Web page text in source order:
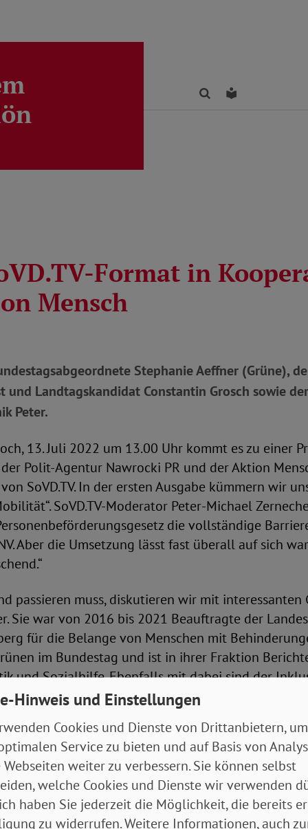
FindenLeichte
Format in
Mensch
Stephanie Aeffner (Grüne),
und Landtagskandidat Constantin Grosch sowie
Peter.
13. Juli 2022 um 13.00 Uhr kommt es zu einer
Polit-Agentur Nawrocki PR und der Aktion
SoVD.TV. In der ersten Ausgabe kümmern wir
SoVD.TV-Moderator Peter-Michael
die vollständige
Aber die Umsetzung lässt fast überall auf sich
passieren muss, diskutieren wir mit interessanten
Sie war von 2016 bis 2021 Beauftragte der
für die Belange von Menschen mit
im Bundestag und ist in ihrer Fraktion
und Sozialhilfe. Ebenfalls mit dabei sind der
Kandidat der SPD für die Landtagswahl in
Journalist, mehrfache Deutsche Meister im
sitzt nach einem Berufsunfall ebenfalls im
des Paritätischen Wohlfahrtsverbandes
Prof. Dr. Andreas Knie vom
Hinweis und Einstellungen
Cookies und Dienste von Drittanbietern,
Service zu bieten und auf Basis von
Webseiten weiter zu verbessern. Sie können selbst
welche Cookies und Dienste wir verwenden
haben Sie jederzeit die Möglichkeit, die bereits
zu widerrufen. Weitere Informationen, auch